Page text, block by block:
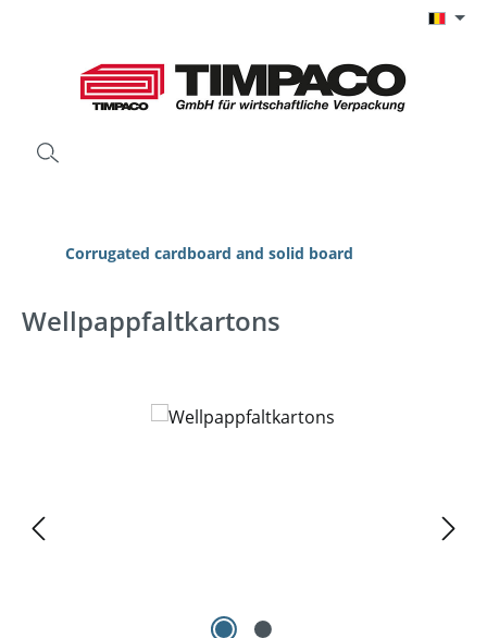
Corrugated cardboard and solid board
Wellpappfaltkartons
Afbeeldingengalerij overslaan